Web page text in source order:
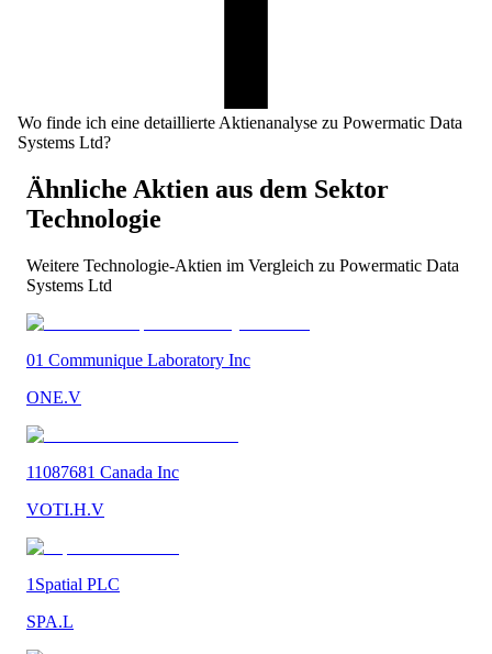
Wo finde ich eine detaillierte Aktienanalyse zu Powermatic Data
Systems Ltd?
Ähnliche Aktien aus dem Sektor
Technologie
Weitere Technologie-Aktien im Vergleich zu Powermatic Data
Systems Ltd
01 Communique Laboratory Inc
ONE.V
11087681 Canada Inc
VOTI.H.V
1Spatial PLC
SPA.L